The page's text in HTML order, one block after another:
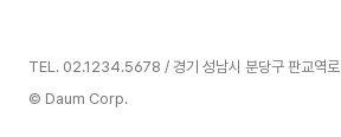
TEL. 02.1234.5678 / 경기 성남시 분당구 판교역로
© Daum Corp.